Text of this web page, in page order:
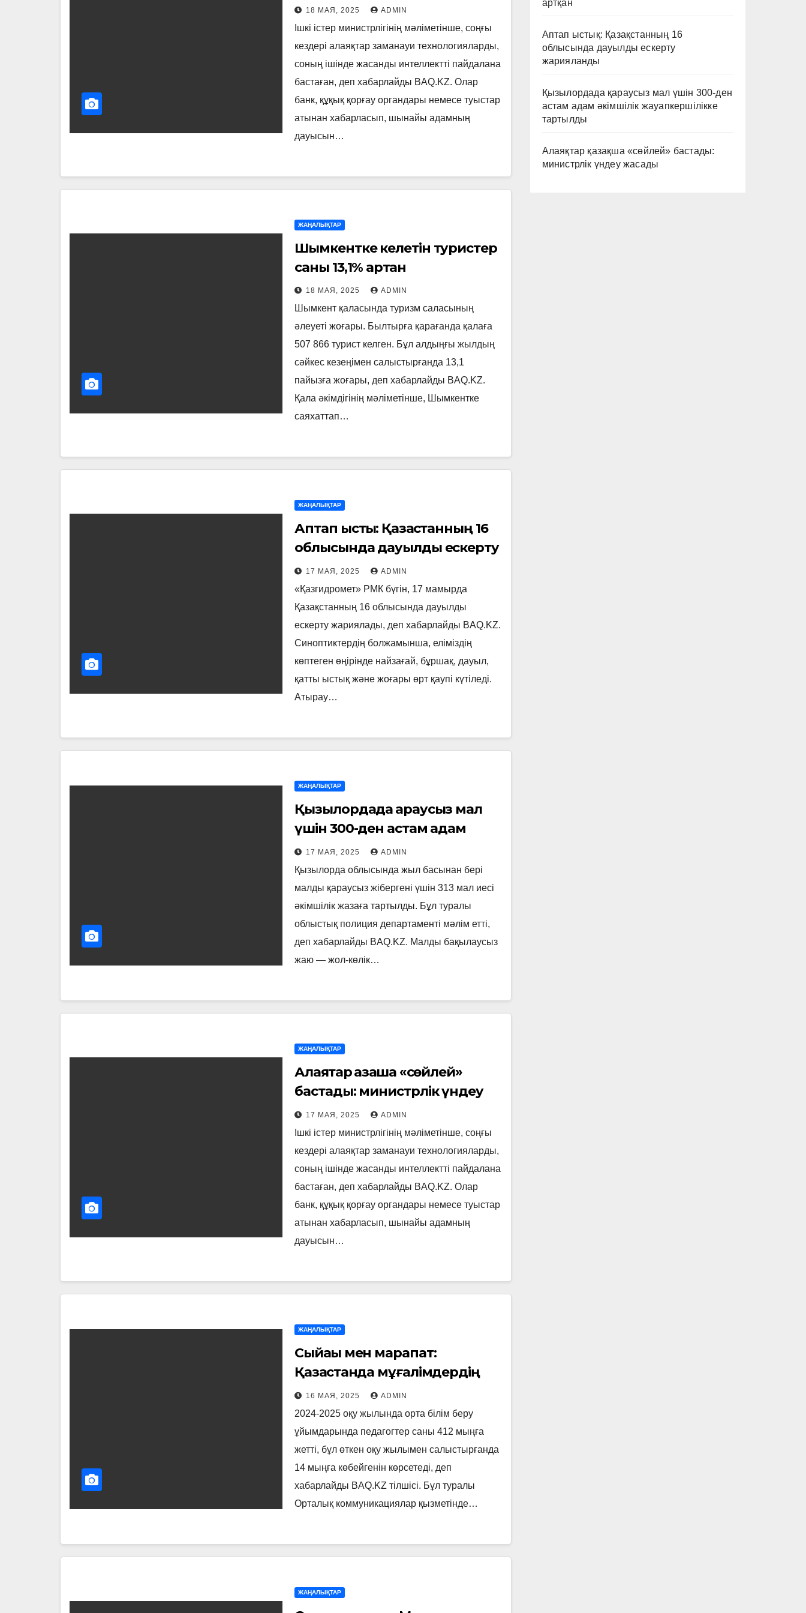
18 МАЯ, 2025 ADMIN
Ішкі істер министрлігінің мәліметінше, соңғы
кездері алаяқтар заманауи технологияларды,
соның ішінде жасанды интеллектті пайдалана
бастаған, деп хабарлайды BAQ.KZ. Олар
банк, құқық қорғау органдары немесе туыстар
атынан хабарласып, шынайы адамның
дауысын…
ЖАҢАЛЫҚТАР
Шымкентке келетін туристер
саны 13,1% артқан
18 МАЯ, 2025 ADMIN
Шымкент қаласында туризм саласының
әлеуеті жоғары. Былтырға қарағанда қалаға
507 866 турист келген. Бұл алдыңғы жылдың
сәйкес кезеңімен салыстырғанда 13,1
пайызға жоғары, деп хабарлайды BAQ.KZ.
Қала әкімдігінің мәліметінше, Шымкентке
саяхаттап…
ЖАҢАЛЫҚТАР
Аптап ыстық: Қазақстанның 16
облысында дауылды ескерту
жарияланды
17 МАЯ, 2025 ADMIN
«Қазгидромет» РМК бүгін, 17 мамырда
Қазақстанның 16 облысында дауылды
ескерту жариялады, деп хабарлайды BAQ.KZ.
Синоптиктердің болжамынша, еліміздің
көптеген өңірінде найзағай, бұршақ, дауыл,
қатты ыстық және жоғары өрт қаупі күтіледі.
Атырау…
ЖАҢАЛЫҚТАР
Қызылордада қараусыз мал
үшін 300-ден астам адам
әкімшілік жауапкершілікке
тартылды
17 МАЯ, 2025 ADMIN
Қызылорда облысында жыл басынан бері
малды қараусыз жібергені үшін 313 мал иесі
әкімшілік жазаға тартылды. Бұл туралы
облыстық полиция департаменті мәлім етті,
деп хабарлайды BAQ.KZ. Малды бақылаусыз
жаю — жол-көлік…
ЖАҢАЛЫҚТАР
Алаяқтар қазақша «сөйлей»
бастады: министрлік үндеу
жасады
17 МАЯ, 2025 ADMIN
Ішкі істер министрлігінің мәліметінше, соңғы
кездері алаяқтар заманауи технологияларды,
соның ішінде жасанды интеллектті пайдалана
бастаған, деп хабарлайды BAQ.KZ. Олар
банк, құқық қорғау органдары немесе туыстар
атынан хабарласып, шынайы адамның
дауысын…
ЖАҢАЛЫҚТАР
Сыйақы мен марапат:
Қазақстанда мұғалімдердің
көбі жоғары білікті
16 МАЯ, 2025 ADMIN
2024-2025 оқу жылында орта білім беру
ұйымдарында педагогтер саны 412 мыңға
жетті, бұл өткен оқу жылымен салыстырғанда
14 мыңға көбейгенін көрсетеді, деп
хабарлайды BAQ.KZ тілшісі. Бұл туралы
Орталық коммуникациялар қызметінде…
ЖАҢАЛЫҚТАР
артқан
Аптап ыстық: Қазақстанның 16
облысында дауылды ескерту
жарияланды
Қызылордада қараусыз мал үшін 300-ден
астам адам әкімшілік жауапкершілікке
тартылды
Алаяқтар қазақша «сөйлей» бастады:
министрлік үндеу жасады